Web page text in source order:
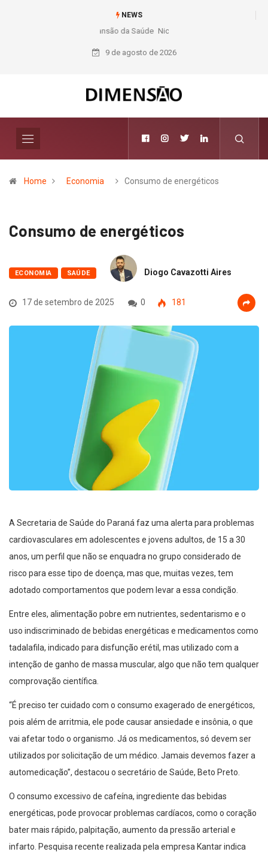
NEWS
Nichele completa 50 anos com 14 lojas e presença entre os maiores
varejistas de materiais de construção do Brasil
9 de agosto de 2026
Home Economia Consumo de energéticos
Consumo de energéticos
ECONOMIA SAÚDE Diogo Cavazotti Aires
17 de setembro de 2025 0 181
A Secretaria de Saúde do Paraná faz uma alerta para problemas
cardiovasculares em adolescentes e jovens adultos, de 15 a 30
anos, um perfil que não se enquadra no grupo considerado de
risco para esse tipo de doença, mas que, muitas vezes, tem
adotado comportamentos que podem levar a essa condição.
Entre eles, alimentação pobre em nutrientes, sedentarismo e o
uso indiscriminado de bebidas energéticas e medicamentos como
tadalafila, indicado para disfunção erétil, mas utilizado com a
intenção de ganho de massa muscular, algo que não tem qualquer
comprovação científica.
“É preciso ter cuidado com o consumo exagerado de energéticos,
pois além de arritmia, ele pode causar ansiedade e insônia, o que
vai afetar todo o organismo. Já os medicamentos, só devem ser
utilizados por solicitação de um médico. Jamais devemos fazer a
automedicação”, destacou o secretário de Saúde, Beto Preto.
O consumo excessivo de cafeína, ingrediente das bebidas
energéticas, pode provocar problemas cardíacos, como o coração
bater mais rápido, palpitação, aumento da pressão arterial e
infarto. Pesquisa recente realizada pela empresa Kantar indica